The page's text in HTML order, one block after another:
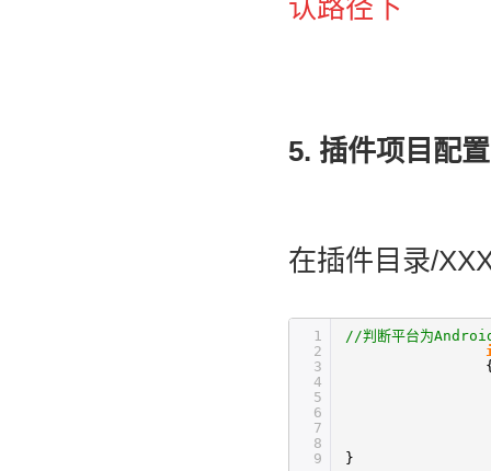
认路径下
5. 插件项目配置
在插件目录/
1
2
3
4
5
6
7
8
9
//判断平台为
}